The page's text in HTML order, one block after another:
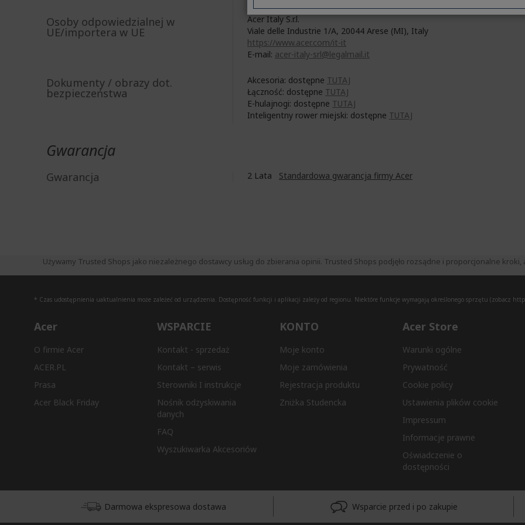
Osoby odpowiedzialnej w
UE/importera w UE
Acer Italy S.r.l.
Viale delle Industrie 1/A, 20044 Arese (MI), Italy
https://www.acer.com/it-it
E-mail: acer-italy-srl@legalmail.it
Dokumenty / obrazy dot.
bezpieczeństwa
Akcesoria: dostępne TUTAJ
Łączność: dostępne TUTAJ
E-hulajnogi: dostępne TUTAJ
Inteligentny rower miejski: dostępne TUTAJ
Gwarancja
Gwarancja 2 Lata Standardowa gwarancja firmy Acer
Używamy Trusted Shops jako niezależnego dostawcy usług do zbierania opinii. Trusted Shops podjęło rozsądne i proporcjonalne
* Czas udostępnienia uaktualnienia może zależeć od urządzenia. Dostępność funkcji i aplikacji zależy od regionu. Niektóre funkcje wymagają określonego sprzętu (zobacz
Acer
O firmie Acer
ACER.PL
Prasa
Acer Black Friday
WSPARCIE
Kontakt - sprzedaż
Kontakt – serwis
Sterowniki I instrukcje
Nośnik odzyskiwania
danych
FAQ
Wyszukiwarka Akcesoriów
KONTO
Moje konto
Moje zamówienia
Rejestracja produktu
Zniżka Studencka
Acer Store
Warunki ogólne
Prywatność
Cookie policy
Ustawienia plików cookie
Impressum
Informacje prawne
Oświadczenie o
dostępności
Darmowa ekspresowa dostawa Wsparcie przed i po zakupie